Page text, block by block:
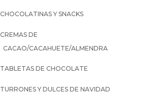
CHOCOLATINAS Y SNACKS
CREMAS DE
CACAO/CACAHUETE/ALMENDRA
TABLETAS DE CHOCOLATE
TURRONES Y DULCES DE NAVIDAD